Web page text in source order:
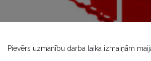
Pievērs uzmanību darba laika izmaiņām